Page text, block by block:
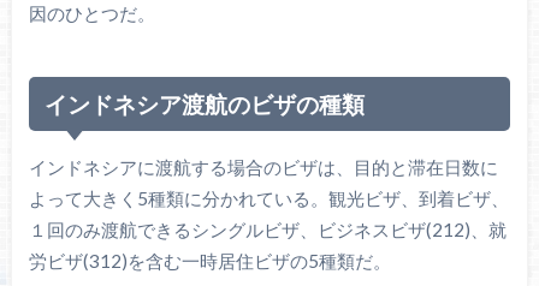
因のひとつだ。
インドネシア渡航のビザの種類
インドネシアに渡航する場合のビザは、目的と滞在日数に
よって大きく5種類に分かれている。観光ビザ、到着ビザ、
１回のみ渡航できるシングルビザ、ビジネスビザ(212)、就
労ビザ(312)を含む一時居住ビザの5種類だ。